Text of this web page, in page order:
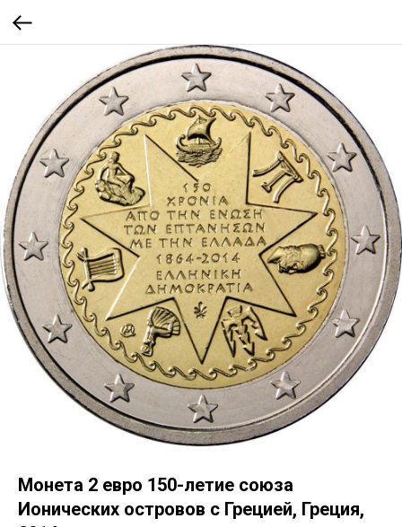
Монета 2 евро 150-летие союза
Ионических островов с Грецией, Греция,